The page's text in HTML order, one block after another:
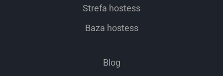
Strefa hostess
Baza hostess
Blog